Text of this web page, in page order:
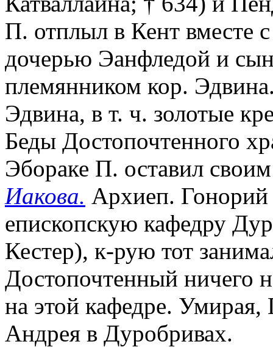
П. отплыл в Кент вместе
дочерью Эанфледой и
племянником кор.
Эдвина, в т. ч. золотые
Беды Достопочтенного
Эбораке П. оставил
Иакова. Архиеп. Гонорий
епископскую кафедру
Кестер), к-рую тот
Достопочтенный ничего
на этой кафедре. Умирая,
Андрея в Дуробривах.